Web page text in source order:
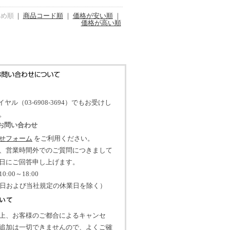
順 商品コード順 価格が安い順
価格が高い順
ヤル（03-6908-3694）でもお受けし
問い合わせ
フォーム をご利用ください。
営業時間外でのご質問につきまして
にご回答申し上げます。
～18:00
および当社規定の休業日を除く）
、お客様のご都合によるキャンセ
加は一切できませんので、よくご確